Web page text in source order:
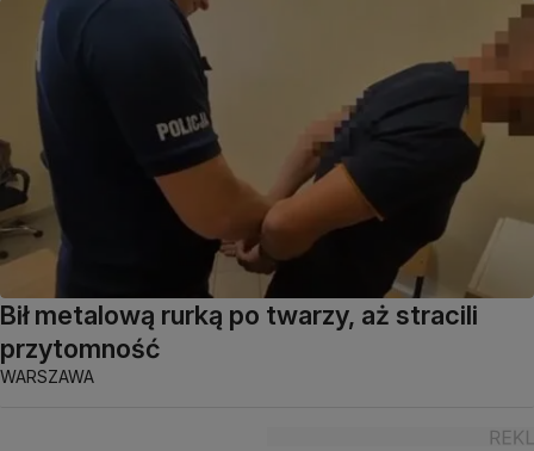
Bił metalową rurką po twarzy, aż stracili
przytomność
WARSZAWA